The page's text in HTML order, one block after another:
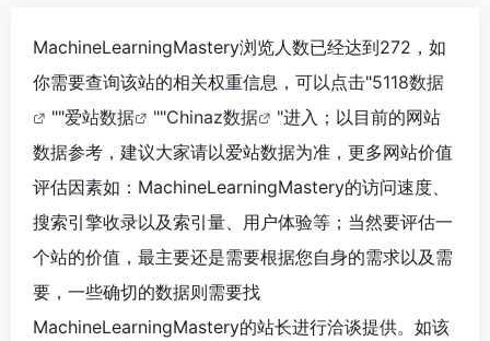
MachineLearningMastery浏览人数已经达到272，如
你需要查询该站的相关权重信息，可以点击"5118数据
""爱站数据 ""Chinaz数据
"进入；以目前的网站
数据参考，建议大家请以爱站数据为准，更多网站价值
评估因素如：MachineLearningMastery的访问速度、
搜索引擎收录以及索引量、用户体验等；当然要评估一
个站的价值，最主要还是需要根据您自身的需求以及需
要，一些确切的数据则需要找
MachineLearningMastery的站长进行洽谈提供。如该